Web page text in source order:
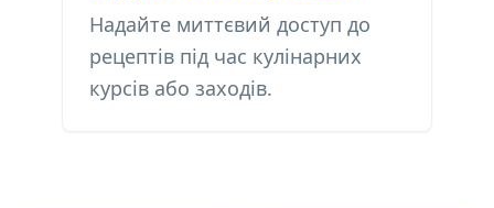
Надайте миттєвий доступ до
рецептів під час кулінарних
курсів або заходів.